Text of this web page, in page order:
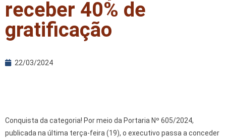
receber 40% de
gratificação
22/03/2024
Conquista da categoria! Por meio da Portaria Nº 605/2024,
publicada na última terça-feira (19), o executivo passa a conceder